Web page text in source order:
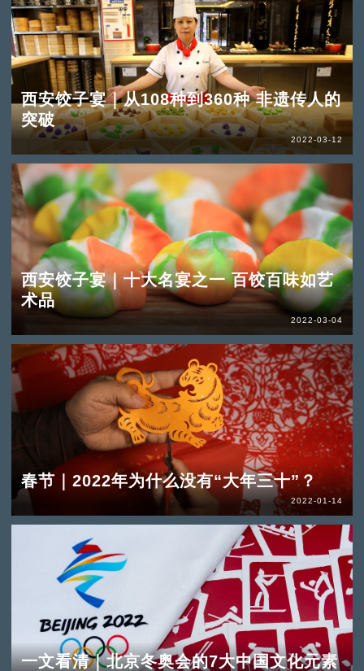
西安饺子宴｜从108种到360种 非遗传人的
突破
2022-03-12
西安饺子宴｜十大名宴之一 百饺百味如艺
术品
2022-03-04
春节｜2022年为什么没有“大年三十”？
2022-01-14
一文看清｜北京冬奥会的7大中国文化元素